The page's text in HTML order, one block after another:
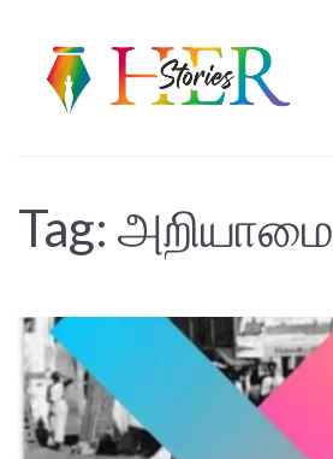
Tag: அறியாமை